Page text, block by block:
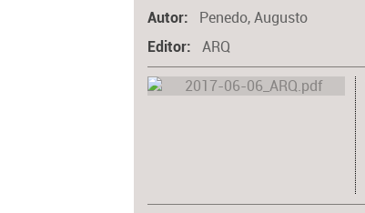
Autor Penedo, Augusto
Editor ARQ